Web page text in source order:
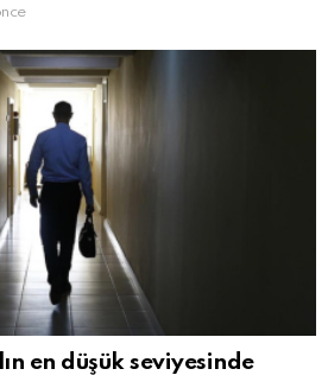
en düşük seviyesinde